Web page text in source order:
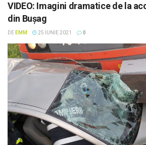
VIDEO: Imagini dramatice de la
din Bușag
DE EMM 25 IUNIE 2021 0